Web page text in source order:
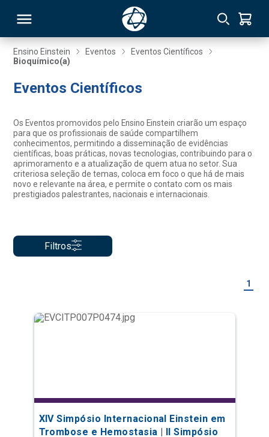
Ensino Einstein Eventos
Eventos Científicos
Bioquímico(a)
Eventos Científicos
Os Eventos promovidos pelo Ensino Einstein criarão um espaço
para que os profissionais de saúde compartilhem
conhecimentos, permitindo a disseminação de evidências
científicas, boas práticas, novas tecnologias, contribuindo para o
aprimoramento e a atualização de quem atua no setor. Sua
criteriosa seleção de temas, coloca em foco o que há de mais
novo e relevante na área, e permite o contato com os mais
prestigiados palestrantes, nacionais e internacionais.
Filtros
1
XIV Simpósio Internacional Einstein em
Trombose e Hemostasia | II Simpósio